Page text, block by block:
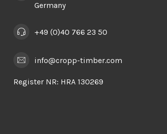
Germany
+49 (0)40 766 23 50
info@cropp-timber.com
Register NR: HRA 130269